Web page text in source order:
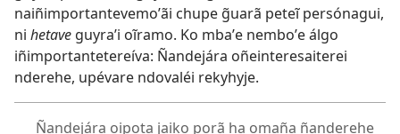
naiñimportantevemoʼãi chupe g̃uarã peteĩ persónagui,
ni hetave guyraʼi oĩramo. Ko mbaʼe nemboʼe álgo
iñimportantetereíva: Ñandejára oñeinteresaiterei
nderehe, upévare ndovaléi rekyhyje.
Ñandejára oipota jaiko porã ha omaña ñanderehe